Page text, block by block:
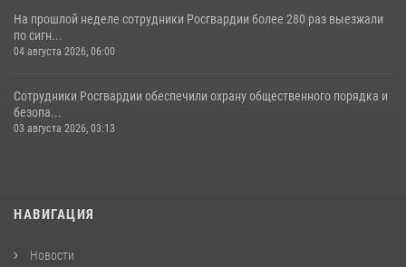
На прошлой неделе сотрудники Росгвардии более 280 раз выезжали
по сигн...
04 августа 2026, 06:00
Сотрудники Росгвардии обеспечили охрану общественного порядка и
безопа...
03 августа 2026, 03:13
НАВИГАЦИЯ
Новости